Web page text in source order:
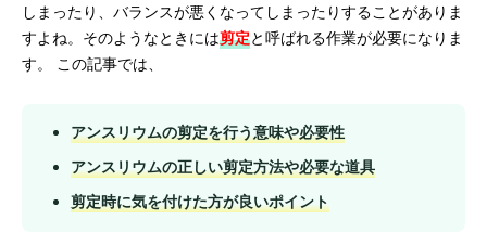
しまったり、バランスが悪くなってしまったりすることがありま
すよね。そのようなときには剪定と呼ばれる作業が必要になりま
す。 この記事では、
アンスリウムの剪定を行う意味や必要性
アンスリウムの正しい剪定方法や必要な道具
剪定時に気を付けた方が良いポイント